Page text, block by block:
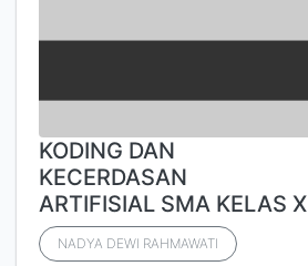
KODING DAN
KECERDASAN
ARTIFISIAL SMA KELAS X
NADYA DEWI RAHMAWATI